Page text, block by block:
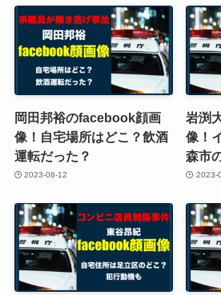
岡田邦裕のfacebook顔画
像！自宅場所はどこ？飲酒
運転だった？
2023-08-12
岩渕
像！
森市
2023-